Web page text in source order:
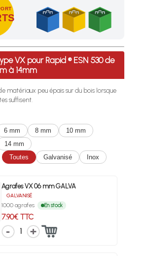
de port offerts en France
VX pour Rapid ® ESN 530 de
à 14mm
matériaux peu épais sur du bois lorsque
suffisent.
6 mm 8 mm
10 mm
14 mm
Toutes Galvanisé Inox
Agrafes VX 06 mm GALVA
GALVANISÉ
1000 agrafes En stock
7.90€ TTC
1